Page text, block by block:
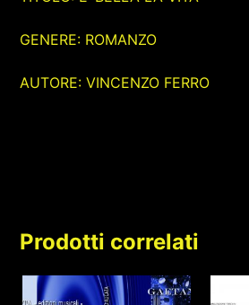
GENERE: ROMANZO
AUTORE: VINCENZO FERRO
Prodotti correlati